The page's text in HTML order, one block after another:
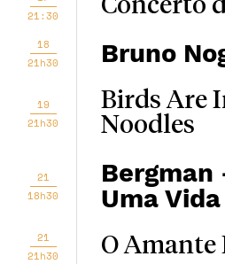
21:30
Concerto
18
21h30
Bruno
19
21h30
Birds Are
Noodles
21
18h30
Bergman
Uma Vida
21
21h30
O Amante